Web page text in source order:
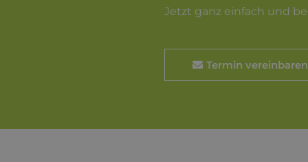
Jetzt ganz einfach und
Termin vereinbaren